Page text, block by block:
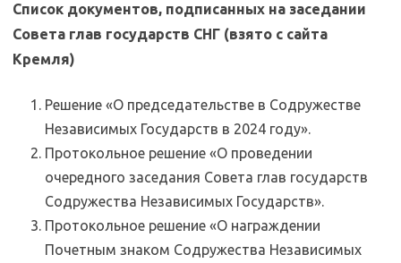
Список документов, подписанных на заседании
Совета глав государств СНГ (взято с сайта
Кремля)
Решение «О председательстве в Содружестве
Независимых Государств в 2024 году».
Протокольное решение «О проведении
очередного заседания Совета глав государств
Содружества Независимых Государств».
Протокольное решение «О награждении
Почетным знаком Содружества Независимых